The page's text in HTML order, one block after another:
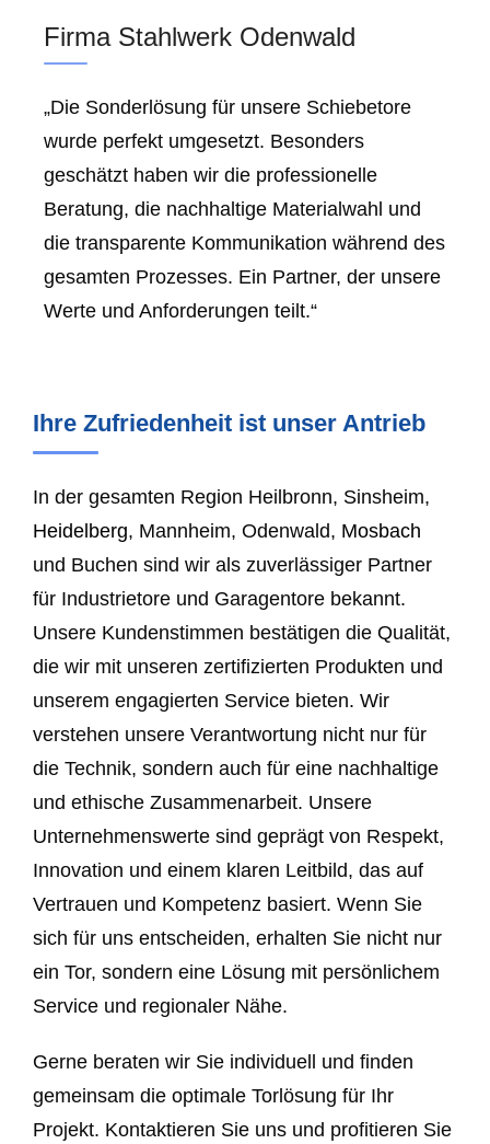
Firma Stahlwerk Odenwald
„Die Sonderlösung für unsere Schiebetore
wurde perfekt umgesetzt. Besonders
geschätzt haben wir die professionelle
Beratung, die nachhaltige Materialwahl und
die transparente Kommunikation während des
gesamten Prozesses. Ein Partner, der unsere
Werte und Anforderungen teilt.“
Ihre Zufriedenheit ist unser Antrieb
In der gesamten Region Heilbronn, Sinsheim,
Heidelberg, Mannheim, Odenwald, Mosbach
und Buchen sind wir als zuverlässiger Partner
für Industrietore und Garagentore bekannt.
Unsere Kundenstimmen bestätigen die Qualität,
die wir mit unseren zertifizierten Produkten und
unserem engagierten Service bieten. Wir
verstehen unsere Verantwortung nicht nur für
die Technik, sondern auch für eine nachhaltige
und ethische Zusammenarbeit. Unsere
Unternehmenswerte sind geprägt von Respekt,
Innovation und einem klaren Leitbild, das auf
Vertrauen und Kompetenz basiert. Wenn Sie
sich für uns entscheiden, erhalten Sie nicht nur
ein Tor, sondern eine Lösung mit persönlichem
Service und regionaler Nähe.
Gerne beraten wir Sie individuell und finden
gemeinsam die optimale Torlösung für Ihr
Projekt. Kontaktieren Sie uns und profitieren Sie